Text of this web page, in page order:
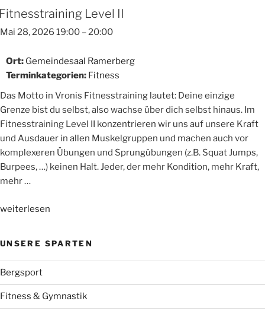
Level II
Mai 28, 2026 19:00 –20:00
Ort: Gemeindesaal Ramerberg
Terminkategorien: Fitness
Das Motto in Vronis Fitnesstraining lautet: Deine einzige
Grenze bist du selbst, also wachse über dich selbst hinaus. Im
Fitnesstraining Level II konzentrieren wir uns auf unsere Kraft
und Ausdauer in allen Muskelgruppen und machen auch vor
komplexeren Übungen und Sprungübungen (z.B. Squat Jumps,
Burpees, …) keinen Halt. Jeder, der mehr Kondition, mehr Kraft,
mehr …
„Fitnesstraining
weiterlesen
UNSERE SPARTEN
Bergsport
Fitness & Gymnastik